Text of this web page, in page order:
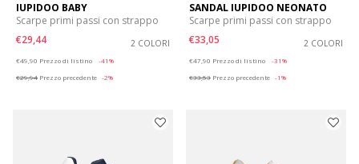
IUPIDOO BABY
Scarpe primi passi con strappo
€29,44
2 COLORI
€49,90 Prezzo di listino
-41%
€29,94 Prezzo precedente -2%
SANDAL IUPIDOO NEONATO
Scarpe primi passi con strappo
€33,05
2 COLORI
€47,90 Prezzo di listino
-31%
€33,53 Prezzo precedente -1%